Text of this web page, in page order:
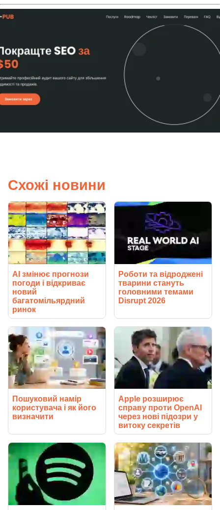
Схожі новини
AI змінює прогнози
погоди і відкриває
новий
багатомільярдний
ринок
Роботи та відроджені
тварини стануть
головними темами
Disrupt 2026
Пошуковий намір
користувача і як його
визначити
Apple розширює
справу проти OpenAI
через нові підозри у
витоку секретів